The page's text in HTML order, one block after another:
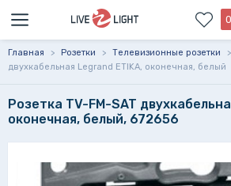
0
Главная > Розетки > Телевизионные розетки >
двухкабельная Legrand ETIKA, оконечная, белый
Розетка TV-FM-SAT
оконечная, белый, 672656